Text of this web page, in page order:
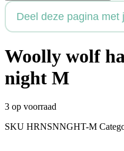
Deel deze pagina met
Woolly wolf
night M
3 op voorraad
SKU HRNSNNGHT-M